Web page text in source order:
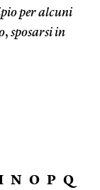
per alcuni
, sposarsi in
N O P Q